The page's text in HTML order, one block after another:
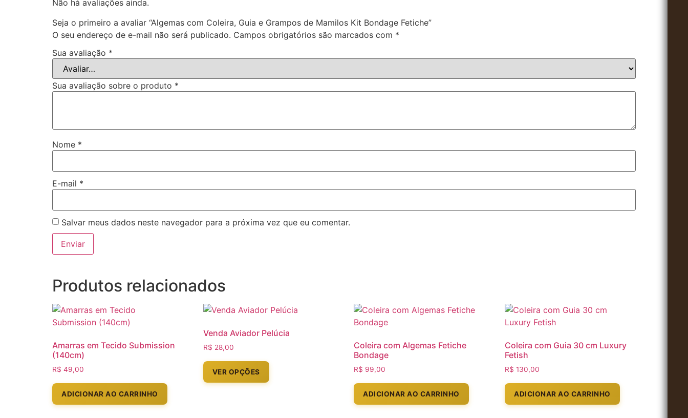
Não há avaliações ainda.
Seja o primeiro a avaliar “Algemas com Coleira, Guia e Grampos de Mamilos Kit Bondage Fetiche”
O seu endereço de e-mail não será publicado. Campos obrigatórios são marcados com *
Sua avaliação *
Sua avaliação sobre o produto *
Nome *
E-mail *
Salvar meus dados neste navegador para a próxima vez que eu comentar.
Produtos relacionados
Amarras em Tecido Submission
(140cm)
R$ 49,00
ADICIONAR AO CARRINHO
Venda Aviador Pelúcia
R$ 28,00
VER OPÇÕES
Coleira com Algemas Fetiche
Bondage
R$ 99,00
ADICIONAR AO CARRINHO
Coleira com Guia 30 cm Luxury
Fetish
R$ 130,00
ADICIONAR AO CARRINHO